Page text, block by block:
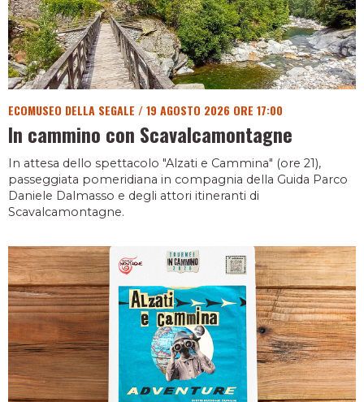
ECOMUSEO DELLA SEGALE /19 AGOSTO 2026 ORE 17:00
In cammino con Scavalcamontagne
In attesa dello spettacolo "Alzati e Cammina" (ore 21),
passeggiata pomeridiana in compagnia della Guida Parco
Daniele Dalmasso e degli attori itineranti di
Scavalcamontagne.